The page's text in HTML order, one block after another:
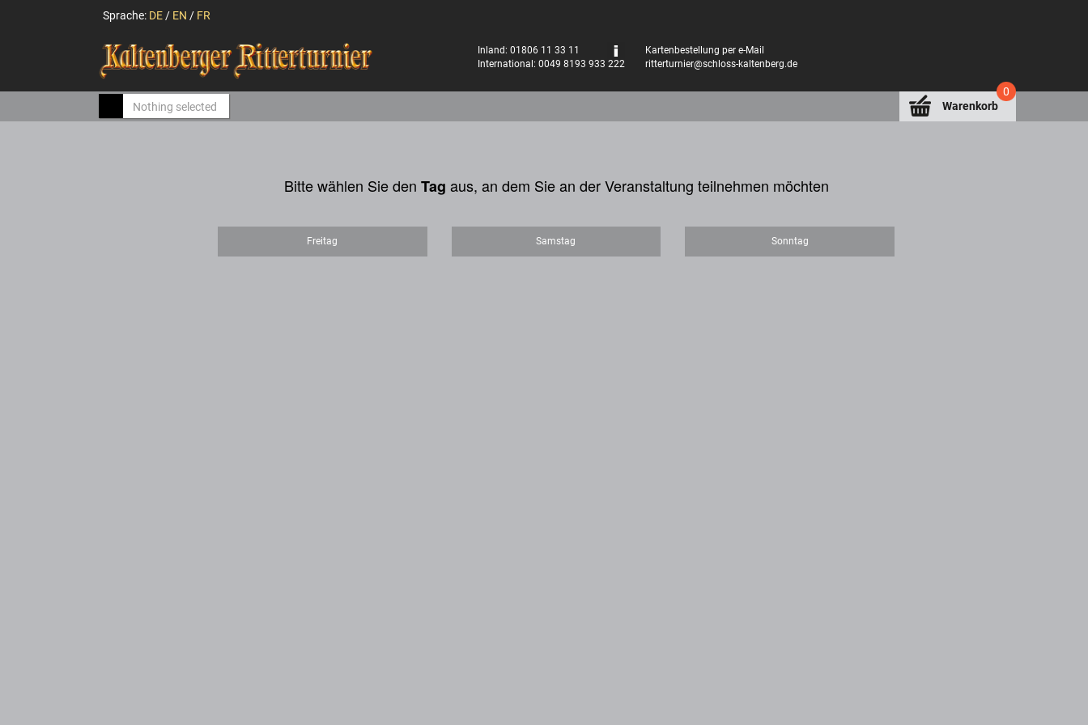
Sprache: DE / EN / FR
Inland: 01806 11 33 11
International: 0049 8193 933 222
Kartenbestellung per e-Mail
ritterturnier@schloss-kaltenberg.de
Nothing selected Warenkorb
0
Bitte wählen Sie den Tag aus, an dem Sie an der Veranstaltung teilnehmen möchten
Freitag Samstag Sonntag